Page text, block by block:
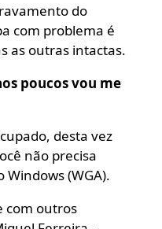
do
com problema é
as outras intactas.
poucos vou me
desta vez
não precisa
Windows (WGA).
com outros